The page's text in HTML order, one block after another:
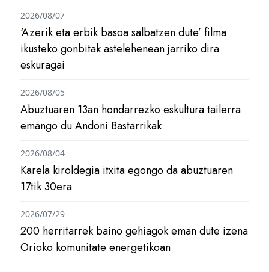
‘Azerik eta erbik basoa salbatzen dute’ filma
ikusteko gonbitak astelehenean jarriko dira
eskuragai
2026/08/07
Abuztuaren 13an hondarrezko eskultura tailerra
emango du Andoni Bastarrikak
2026/08/05
Karela kiroldegia itxita egongo da abuztuaren
17tik 30era
2026/08/04
200 herritarrek baino gehiagok eman dute izena
Orioko komunitate energetikoan
2026/07/29